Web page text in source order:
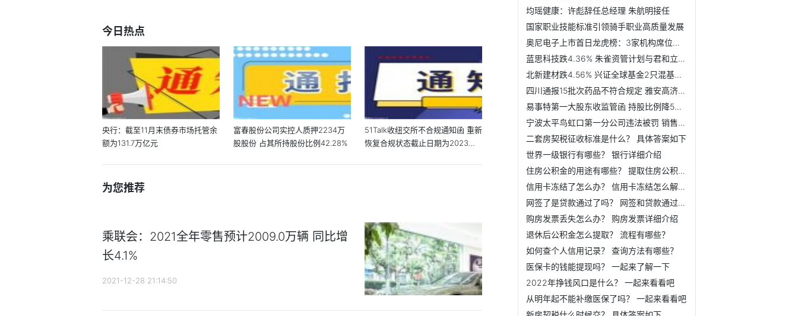
今日热点
央行：截至11月末债券市场托管余
额为131.7万亿元
富春股份公司实控人质押2234万
股股份 占其所持股份比例42.28%
51Talk收纽交所不合规通知函 重新
恢复合规状态截止日期为2023年6
为您推荐
乘联会：2021全年零售预计2009.0万辆 同比增
长4.1%
2021-12-28 21:14:50
均瑶健康：许彪辞任总经理 朱航明接任
国家职业技能标准引领骑手职业高质量发展
奥尼电子上市首日龙虎榜：3家机构席位净卖出1371万元
蓝思科技跌4.36% 朱雀资管计划与君和立成投资持股
北新建材跌4.56% 兴证全球基金2只混基持股
四川通报15批次药品不符合规定 雅安高济和康药业登榜
易事特第一大股东收监管函 持股比例降5%时未停止卖出
宁波太平鸟虹口第一分公司违法被罚 销售不合格套装
二套房契税征收标准是什么？ 具体答案如下
世界一级银行有哪些？ 银行详细介绍
住房公积金的用途有哪些？ 提取住房公积金要注意什么？
信用卡冻结了怎么办？ 信用卡冻结怎么解冻？
网签了是贷款通过了吗？ 网签和贷款通过有什么关系?
购房发票丢失怎么办？ 购房发票详细介绍
退休后公积金怎么提取？ 流程有哪些？
如何查个人信用记录？ 查询方法有哪些？
医保卡的钱能提现吗？ 一起来了解一下
2022年挣钱风口是什么？ 一起来看看吧
从明年起不能补缴医保了吗？ 一起来看看吧